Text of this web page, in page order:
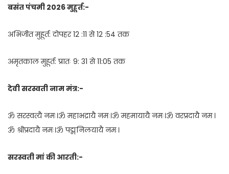
बसंत पंचमी 2026 मुहूर्त:-
अभिजीत मुहूर्त: दोपहर 12 :11 से 12 :54 तक
अमृतकाल मुहूर्त: प्रातः 9: 31 से 11:05 तक
देवी सरस्वती नाम मंत्र:-
ॐ सरस्वत्यै नमः।ॐ महाभद्रायै नमः।ॐ महमायायै नमः।ॐ वरप्रदायै नमः।
ॐ श्रीप्रदायै नमः।ॐ पद्मनिलयायै नमः।
सरस्वती मां की आरती:-